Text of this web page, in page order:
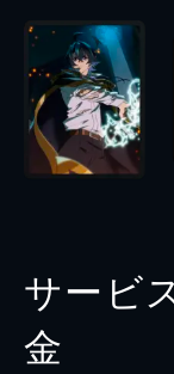
サービ
金